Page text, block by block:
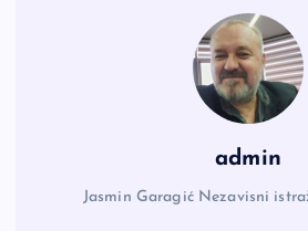
admin
Jasmin Garagić Nezavisni